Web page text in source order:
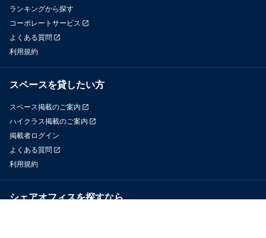
ランキングから探す
コーポレートサービス
よくある質問
利用規約
スペースを貸したい方
スペース掲載のご案内
ハイクラス掲載のご案内
掲載者ログイン
よくある質問
利用規約
シェアオフィスを探すなら